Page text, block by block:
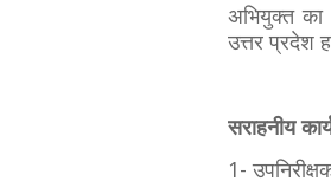
अभियुक्त का
उत्तर प्रदेश
सराहनीय
​1-